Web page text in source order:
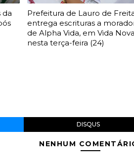
da
Prefeitura de Lauro de
entrega escrituras a
de Alpha Vida, em Vida
nesta terça-feira (24)
DISQUS
NENHUM